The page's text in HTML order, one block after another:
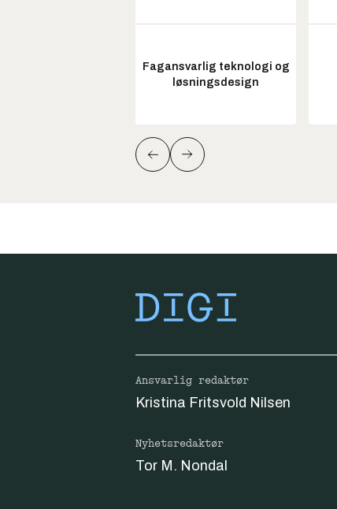
Fagansvarlig teknologi og
løsningsdesign
Ansvarlig redaktør
Kristina Fritsvold Nilsen
Nyhetsredaktør
Tor M. Nondal